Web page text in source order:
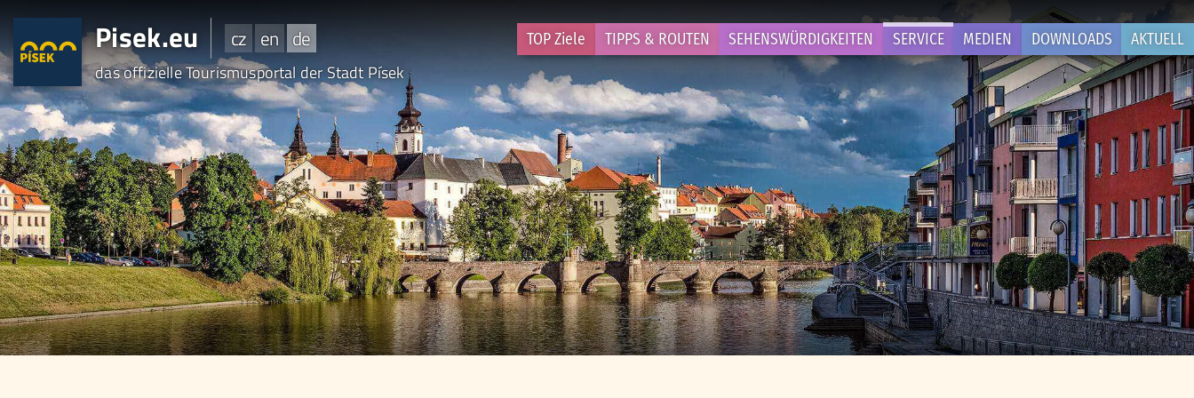
Pisek.eu cz en de
das offizielle Tourismusportal der Stadt Písek
TOP Ziele TIPPS & ROUTEN SEHENSWÜRDIGKEITEN SERVICE MEDIEN DOWNLOADS AKTUELL